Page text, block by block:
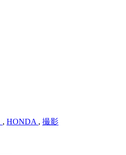
, HONDA , 撮影